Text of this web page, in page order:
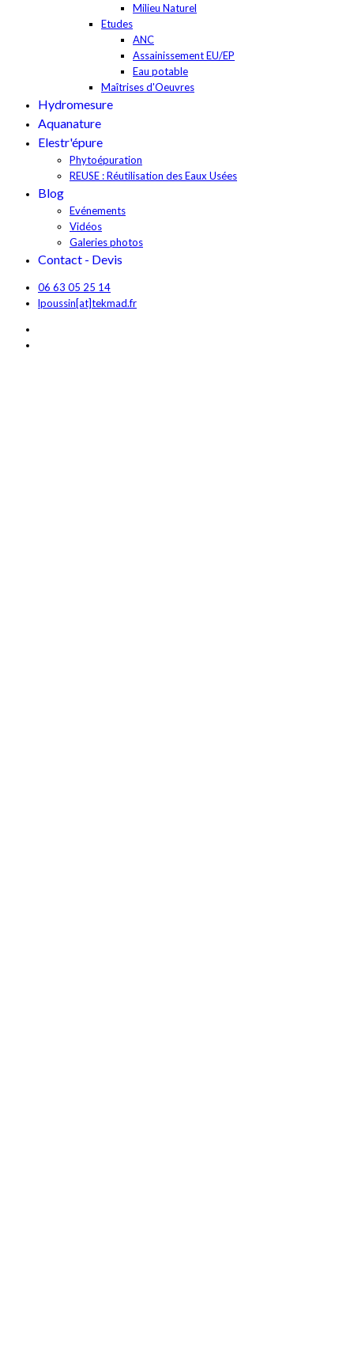
Milieu Naturel
Etudes
ANC
Assainissement EU/EP
Eau potable
Maîtrises d'Oeuvres
Hydromesure
Aquanature
Elestr'épure
Phytoépuration
REUSE : Réutilisation des Eaux Usées
Blog
Evénements
Vidéos
Galeries photos
Contact - Devis
06 63 05 25 14
lpoussin[at]tekmad.fr